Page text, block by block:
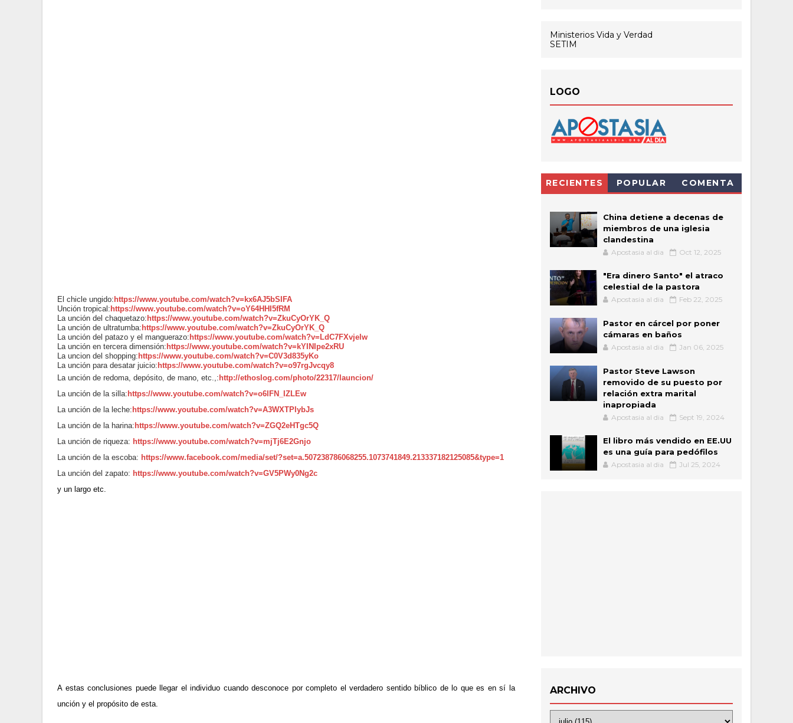
El chicle ungido: https://www.youtube.com/watch?v=kx6AJ5bSIFA
Unción tropical: https://www.youtube.com/watch?v=oY64HHI5fRM
La unción del chaquetazo: https://www.youtube.com/watch?v=ZkuCyOrYK_Q
La unción de ultratumba: https://www.youtube.com/watch?v=ZkuCyOrYK_Q
La unción del patazo y el manguerazo: https://www.youtube.com/watch?v=LdC7FXvjelw
La unción en tercera dimensión: https://www.youtube.com/watch?v=kYINIpe2xRU
La uncion del shopping: https://www.youtube.com/watch?v=C0V3d835yKo
La unción para desatar juicio: https://www.youtube.com/watch?v=o97rgJvcqy8
La unción de redoma, depósito, de mano, etc.,: http://ethoslog.com/photo/22317/launcion/
La unción de la silla: https://www.youtube.com/watch?v=o6lFN_IZLEw
La unción de la leche: https://www.youtube.com/watch?v=A3WXTPIybJs
La unción de la harina: https://www.youtube.com/watch?v=ZGQ2eHTgc5Q
La unción de riqueza: https://www.youtube.com/watch?v=mjTj6E2Gnjo
La unción de la escoba: https://www.facebook.com/media/set/?set=a.507238786068255.1073741849.213337182125085&type=1
La unción del zapato: https://www.youtube.com/watch?v=GV5PWy0Ng2c
y un largo etc.
A estas conclusiones puede llegar el individuo cuando desconoce por completo el verdadero sentido bíblico de lo que es en sí la
unción y el propósito de esta.
Ministerios Vida y Verdad
SETIM
LOGO
RECIENTES POPULAR COMENTA
China detiene a decenas de
miembros de una iglesia
clandestina
Apostasia al dia Oct 12, 2025
"Era dinero Santo" el atraco
celestial de la pastora
Apostasia al dia Feb 22, 2025
Pastor en cárcel por poner
cámaras en baños
Apostasia al dia Jan 06, 2025
Pastor Steve Lawson
removido de su puesto por
relación extra marital
inapropiada
Apostasia al dia Sept 19, 2024
El libro más vendido en EE.UU
es una guía para pedófilos
Apostasia al dia Jul 25, 2024
ARCHIVO